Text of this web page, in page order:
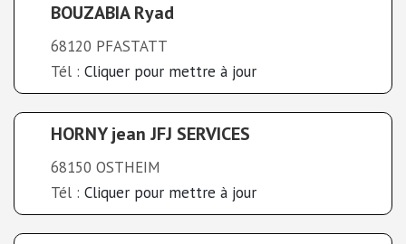
BOUZABIA Ryad
68120 PFASTATT
Tél : Cliquer pour mettre à jour
HORNY jean JFJ SERVICES
68150 OSTHEIM
Tél : Cliquer pour mettre à jour